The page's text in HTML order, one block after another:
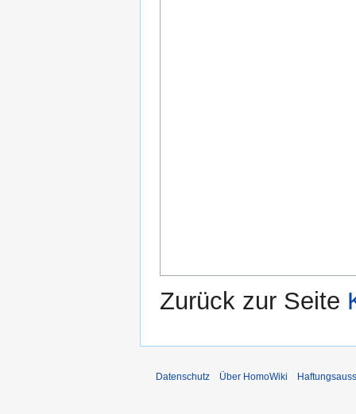
Zurück zur Seite
Datenschutz Über HomoWiki